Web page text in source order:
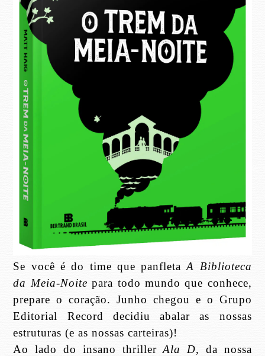
Se você é do time que panfletaA Biblioteca
da Meia-Noite para todo mundo que conhece,
prepare o coração. Junho chegou e o Grupo
Editorial Record decidiu abalar as nossas
estruturas (e as nossas carteiras)!
Ao lado do insano thrillerAla D, da nossa